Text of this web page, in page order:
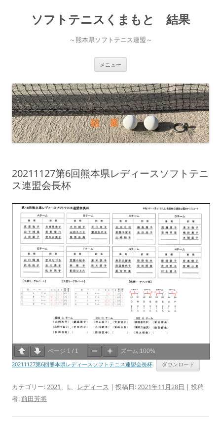
ソフトテニスくまもと 結果
～熊本県ソフトテニス連盟～
メニュー
ン
ツ
へ
ス
キ
ッ
プ
20211127第6回熊本県レディースソフトテニ
ス連盟会長杯
ページ 1 / 1 ズーム 100%
20211127第6回熊本県レディースソフトテニス連盟会長杯 ダウンロード
カテゴリー:2021、 L、 レディース | 投稿日:2021年11月28日 | 投稿
者:前田芳将